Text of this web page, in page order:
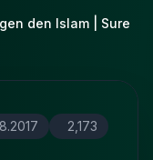
den Islam | Sure
2,173